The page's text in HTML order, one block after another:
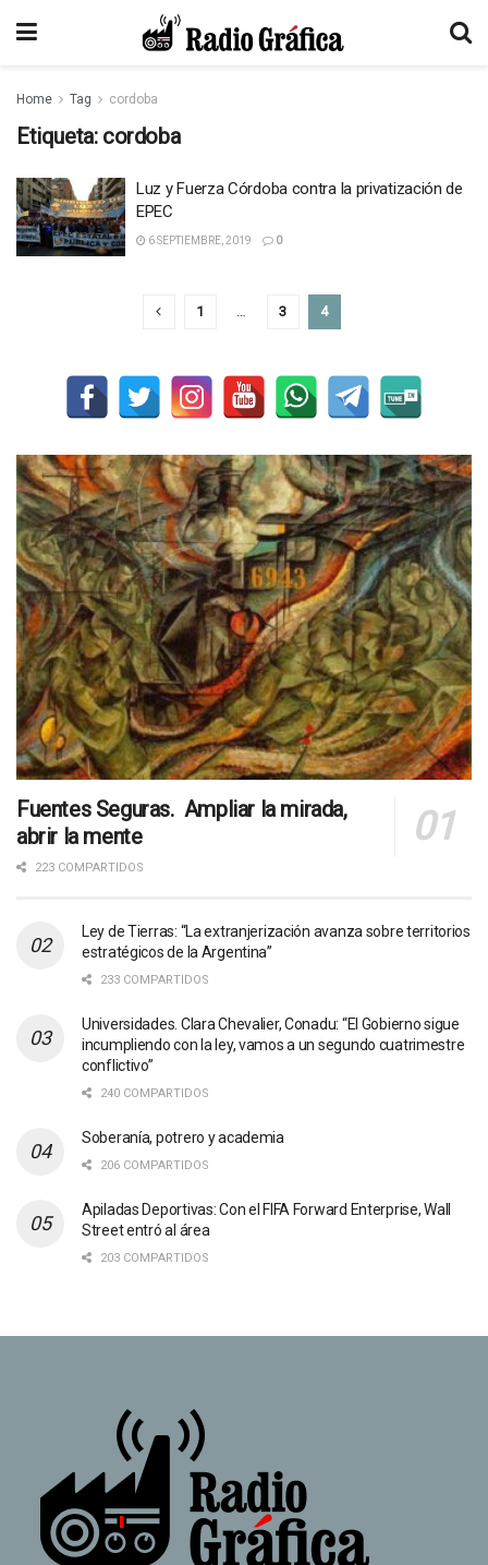
Home Tag cordoba
Etiqueta: cordoba
Luz y Fuerza Córdoba contra la privatización de
EPEC
6 SEPTIEMBRE, 2019 0
1 3 4
Fuentes Seguras. Ampliar la mirada,
abrir la mente
223 COMPARTIDOS
Ley de Tierras: “La extranjerización avanza sobre territorios
estratégicos de la Argentina”
233 COMPARTIDOS
Universidades. Clara Chevalier, Conadu: “El Gobierno sigue
incumpliendo con la ley, vamos a un segundo cuatrimestre
conflictivo”
240 COMPARTIDOS
Soberanía, potrero y academia
206 COMPARTIDOS
Apiladas Deportivas: Con el FIFA Forward Enterprise, Wall
Street entró al área
203 COMPARTIDOS